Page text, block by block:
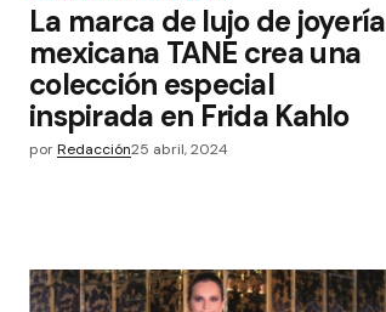
La marca de lujo de joyería
mexicana TANE crea una
colección especial
inspirada en Frida Kahlo
porRedacción25 abril, 2024